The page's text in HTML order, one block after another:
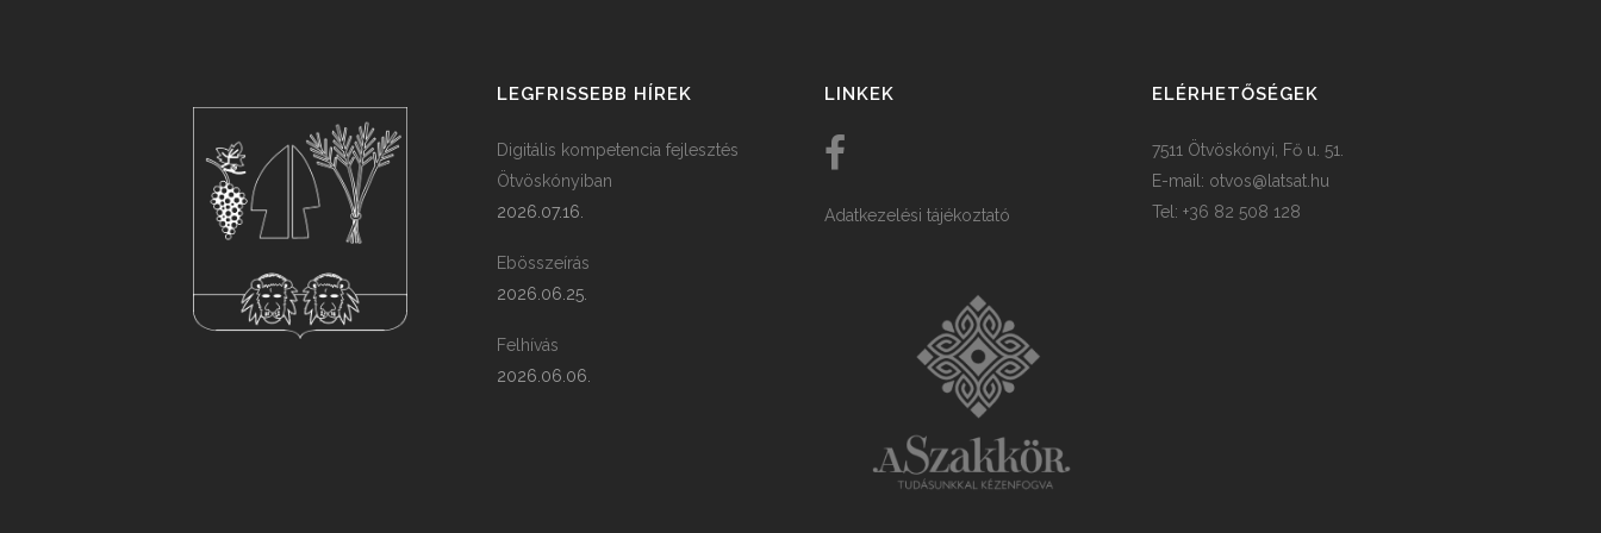
LEGFRISSEBB HÍREK
Digitális kompetencia fejlesztés
Ötvöskónyiban
2026.07.16.
Ebösszeírás
2026.06.25.
Felhívás
2026.06.06.
LINKEK
Adatkezelési tájékoztató
ELÉRHETŐSÉGEK
7511 Ötvöskónyi, Fő u. 51.
E-mail: otvos@latsat.hu
Tel: +36 82 508 128